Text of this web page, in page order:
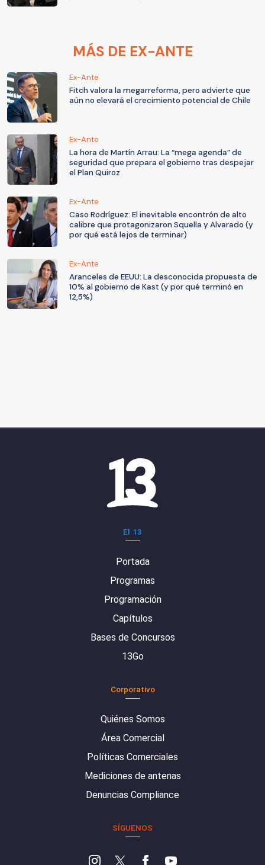
MÁS DE EX-ANTE
Ex-Ante
Fitch valora la megarreforma, pero advierte que
aún no elevará el crecimiento potencial de Chile
Ex-Ante
La hora de Martín Arrau: La “mega agenda” de
seguridad que prepara el gobierno tras despejar
el Plan Quiroz
Ex-Ante
Caso Rodríguez: El inevitable encontrón de alto
calibre que protagonizaron Squella y Alvarado (y
por qué está lejos de terminar)
Ex-Ante
Aranceles de EEUU: La desconocida propuesta de
10% al gobierno de Kast (y por qué terminó en
12,5%)
El 13
Portada
Programas
Programación
Capítulos
Bases de Concursos
13Go
Corporativo
Quiénes Somos
Área Comercial
Políticas Comerciales
Mediciones de antenas
Denuncias Compliance
SÍGUENOS